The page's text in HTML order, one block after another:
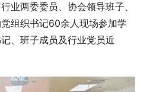
业两委委员、协会领导班子、
组织书记60余人现场参加学
、班子成员及行业党员近